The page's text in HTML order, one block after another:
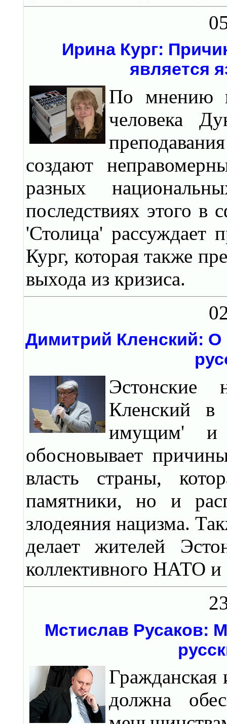
Ирина Кург:
является
По мнению
человека
создают
разных
последствиях этого в
'Столица' рассуждает
Кург, которая также
выхода из кризиса.
Димитрий Кленский:
Эстонские
Кленский в
имущим' и
обосновывает
власть страны,
памятники, но и
злодеяния нацизма.
делает жителей
коллективного НАТО
Мстислав Русаков:
Гражданская
должна